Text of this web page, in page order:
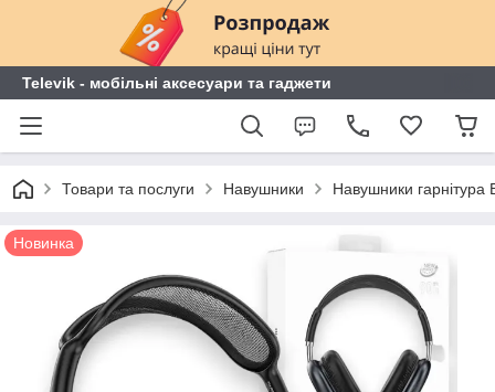
Televik - мобільні аксесуари та гаджети
Товари та послуги Навушники Навушники гарнітура
Новинка